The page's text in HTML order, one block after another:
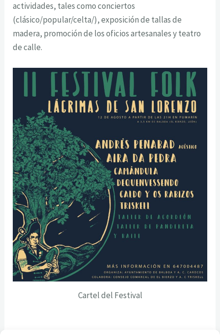
actividades, tales como conciertos
(clásico/popular/celta/), exposición de tallas de
madera, promoción de los oficios artesanales y teatro
de calle.
Cartel del Festival